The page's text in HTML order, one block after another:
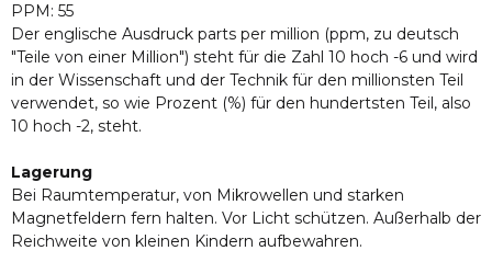
PPM: 55
Der englische Ausdruck parts per million (ppm, zu deutsch
"Teile von einer Million") steht für die Zahl 10 hoch -6 und wird
in der Wissenschaft und der Technik für den millionsten Teil
verwendet, so wie Prozent (%) für den hundertsten Teil, also
10 hoch -2, steht.
Lagerung
Bei Raumtemperatur, von Mikrowellen und starken
Magnetfeldern fern halten. Vor Licht schützen. Außerhalb der
Reichweite von kleinen Kindern aufbewahren.